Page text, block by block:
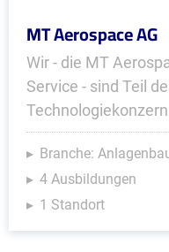
MT Aerospace AG
Wir - die MT
Service - sind Teil
Branche:
4 Ausbildungen
1 Standort